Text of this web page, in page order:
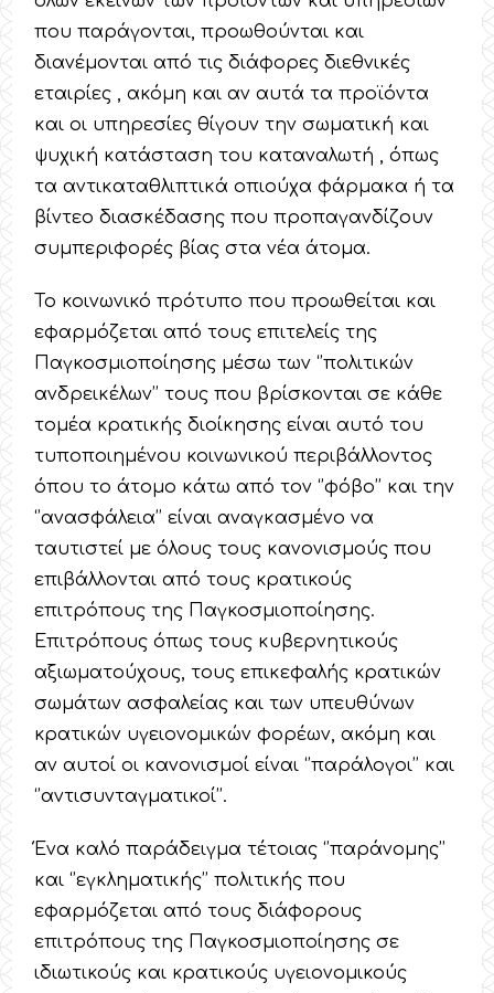
που παράγονται, προωθούνται και
διανέμονται από τις διάφορες διεθνικές
εταιρίες , ακόμη και αν αυτά τα προϊόντα
και οι υπηρεσίες θίγουν την σωματική και
ψυχική κατάσταση του καταναλωτή , όπως
τα αντικαταθλιπτικά οπιούχα φάρμακα ή τα
βίντεο διασκέδασης που προπαγανδίζουν
συμπεριφορές βίας στα νέα άτομα.
Το κοινωνικό πρότυπο που προωθείται και
εφαρμόζεται από τους επιτελείς της
Παγκοσμιοποίησης μέσω των ‘’πολιτικών
ανδρεικέλων’’ τους που βρίσκονται σε κάθε
τομέα κρατικής διοίκησης είναι αυτό του
τυποποιημένου κοινωνικού περιβάλλοντος
όπου το άτομο κάτω από τον ‘’φόβο’’ και την
‘’ανασφάλεια’’ είναι αναγκασμένο να
ταυτιστεί με όλους τους κανονισμούς που
επιβάλλονται από τους κρατικούς
επιτρόπους της Παγκοσμιοποίησης.
Επιτρόπους όπως τους κυβερνητικούς
αξιωματούχους, τους επικεφαλής κρατικών
σωμάτων ασφαλείας και των υπευθύνων
κρατικών υγειονομικών φορέων, ακόμη και
αν αυτοί οι κανονισμοί είναι ‘’παράλογοι’’ και
‘’αντισυνταγματικοί’’.
Ένα καλό παράδειγμα τέτοιας ‘’παράνομης’’
και ‘’εγκληματικής’’ πολιτικής που
εφαρμόζεται από τους διάφορους
επιτρόπους της Παγκοσμιοποίησης σε
ιδιωτικούς και κρατικούς υγειονομικούς